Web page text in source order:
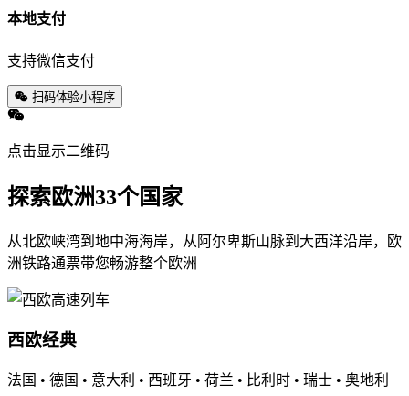
本地支付
支持微信支付
扫码体验小程序
点击显示二维码
探索欧洲33个国家
从北欧峡湾到地中海海岸，从阿尔卑斯山脉到大西洋沿岸，欧
洲铁路通票带您畅游整个欧洲
西欧经典
法国 • 德国 • 意大利 • 西班牙 • 荷兰 • 比利时 • 瑞士 • 奥地利